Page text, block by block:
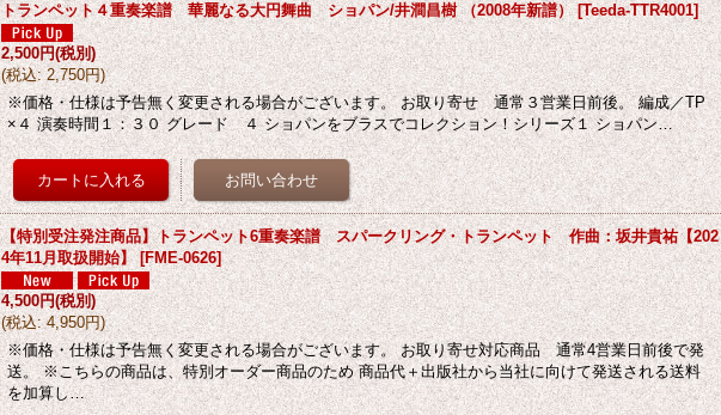
トランペット４重奏楽譜 華麗なる大円舞曲 ショパン/井澗昌樹 （2008年新譜） [Teeda-TTR4001]
2,500円(税別)
(税込: 2,750円)
※価格・仕様は予告無く変更される場合がございます。 お取り寄せ 通常３営業日前後。 編成／TP
×４ 演奏時間１：３０ グレード ４ ショパンをブラスでコレクション！シリーズ１ ショパン…
【特別受注発注商品】トランペット6重奏楽譜 スパークリング・トランペット 作曲：坂井貴祐【202
4年11月取扱開始】 [FME-0626]
4,500円(税別)
(税込: 4,950円)
※価格・仕様は予告無く変更される場合がございます。 お取り寄せ対応商品 通常4営業日前後で発
送。 ※こちらの商品は、特別オーダー商品のため 商品代＋出版社から当社に向けて発送される送料
を加算し…